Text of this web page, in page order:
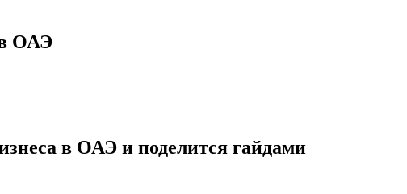
в ОАЭ
в ОАЭ и поделится гайдами